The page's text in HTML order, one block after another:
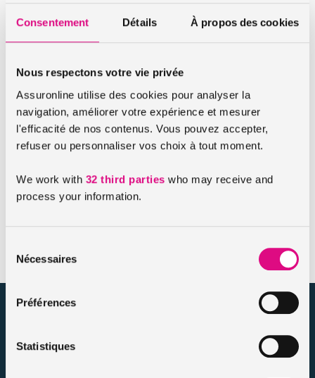
Consentement Détails À propos des cookies
Nous respectons votre vie privée
Assuronline utilise des cookies pour analyser la
navigation, améliorer votre expérience et mesurer
l'efficacité de nos contenus. Vous pouvez accepter,
refuser ou personnaliser vos choix à tout moment.
We work with 32 third parties who may receive and
process your information.
Nécessaires
Préférences
Statistiques
Pour les véhicules de plus de 3,5 tonnes, vous pouvez faire
une mise à niveau de votre permis B (7h de formation
PTAC compris entre 3,5 à 4,25 tonnes. Pour un PTAC
supérieur, vous devez obligatoirement être titulaire du
permis C autorisant la conduite de véhicules dont le PTAC
est supérieur à 7,5 tonnes.
Permis B antérieur à 1975
Depuis l’arrêté du 15 juillet 2009, les personnes titulaires
d’un permis B antérieur au 20 janvier 1975 sont autorisées à
assuronline.com est édité par AssurOne Group, courtier grossiste